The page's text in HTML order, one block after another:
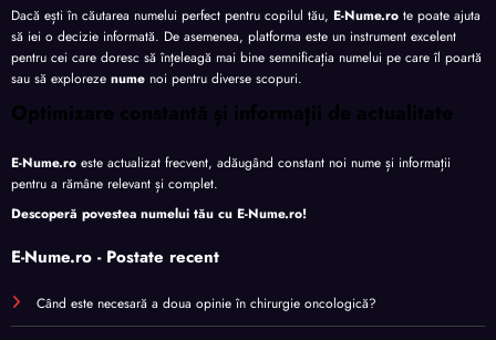
Dacă ești în căutarea numelui perfect pentru copilul tău, E-Nume.ro te poate ajuta
să iei o decizie informată. De asemenea, platforma este un instrument excelent
pentru cei care doresc să înțeleagă mai bine semnificația numelui pe care îl poartă
sau să exploreze nume noi pentru diverse scopuri.
Optimizare constantă și informații de actualitate
E-Nume.ro este actualizat frecvent, adăugând constant noi nume și informații
pentru a rămâne relevant și complet.
Descoperă povestea numelui tău cu E-Nume.ro!
E-Nume.ro - Postate recent
Când este necesară a doua opinie în chirurgie oncologică?